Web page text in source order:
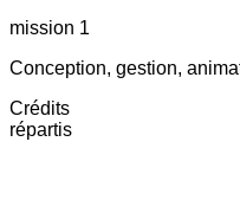
mission 1
Conception, gestion,
Crédits
répartis